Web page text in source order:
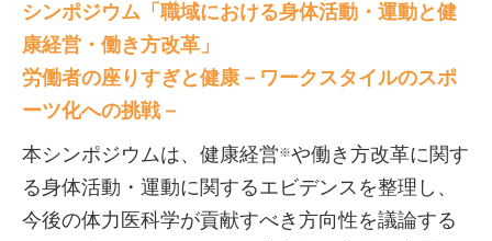
シンポジウム「職域における身体活動・運動と健
康経営・働き方改革」
労働者の座りすぎと健康－ワークスタイルのスポ
ーツ化への挑戦－
本シンポジウムは、健康経営※や働き方改革に関す
る身体活動・運動に関するエビデンスを整理し、
今後の体力医科学が貢献すべき方向性を議論する